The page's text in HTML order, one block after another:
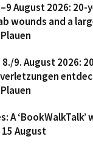
August 2026: 20-
wounds and a
9. August 2026:
A ‘BookWalkTalk’
August